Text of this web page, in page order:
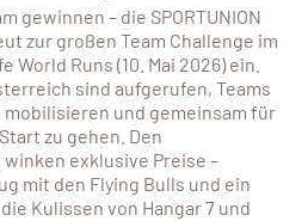
gewinnen – die SPORTUNION
zur großen Team Challenge im
World Runs (10. Mai 2026) ein.
sind aufgerufen, Teams
und gemeinsam für
zu gehen. Den
exklusive Preise –
mit den Flying Bulls und ein
Kulissen von Hangar 7 und